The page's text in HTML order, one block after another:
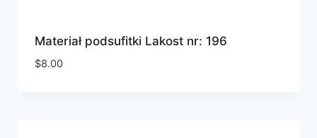
Materiał podsufitki Lakost nr: 196
$8.00